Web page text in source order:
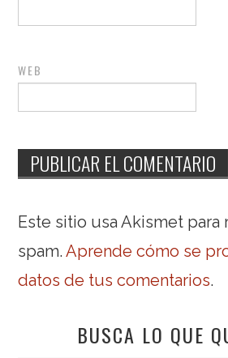
WEB
Este sitio usa Akismet para
spam.Aprende cómo se
datos de tus comentarios.
BUSCA LO QUE